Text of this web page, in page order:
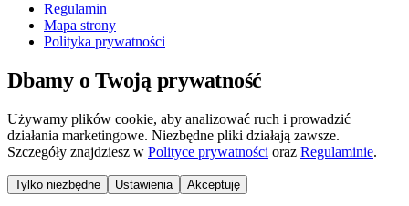
Regulamin
Mapa strony
Polityka prywatności
Dbamy o Twoją prywatność
Używamy plików cookie, aby analizować ruch i prowadzić
działania marketingowe. Niezbędne pliki działają zawsze.
Szczegóły znajdziesz w Polityce prywatności oraz Regulaminie.
Tylko niezbędne Ustawienia Akceptuję